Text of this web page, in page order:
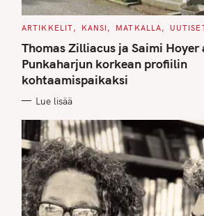
C
T
E
G
O
R
I
S
ARTIKKELIT KANSI MATKALLA
Thomas Zilliacus ja Saimi
Punkaharjun korkean profiilin
kohtaamispaikaksi
Lue lisää